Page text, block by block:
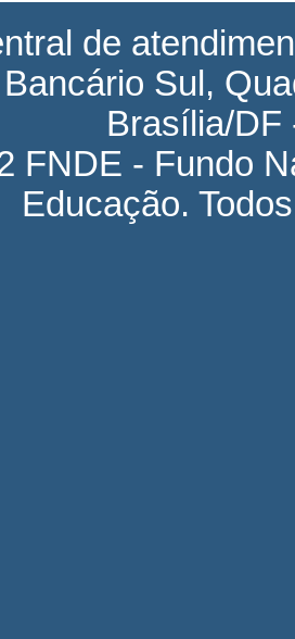
de
Sul,
Brasília/DF
FNDE - Fundo
Educação.